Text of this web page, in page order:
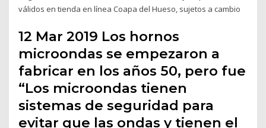
válidos en tienda en línea Coapa del Hueso, sujetos a cambio
12 Mar 2019 Los hornos
microondas se empezaron a
fabricar en los años 50, pero fue
“Los microondas tienen
sistemas de seguridad para
evitar que las ondas y tienen el